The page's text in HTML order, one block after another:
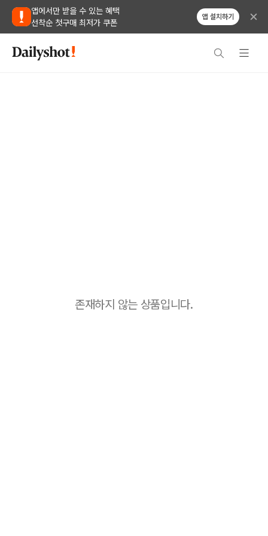
앱에서만 받을 수 있는 혜택
선착순 첫구매 최저가 쿠폰
앱 설치하기
존재하지 않는 상품입니다.